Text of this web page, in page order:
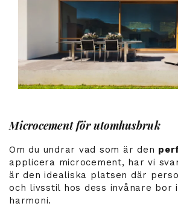
Microcement för utomhusbruk
Om du undrar vad som är den
applicera microcement, har vi
är den idealiska platsen där
och livsstil hos dess invånare bor
harmoni.